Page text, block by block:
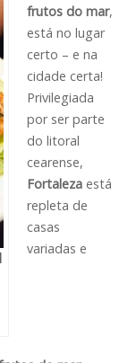
frutos do mar,
está no lugar
certo – e na
cidade certa!
Privilegiada
por ser parte
do litoral
cearense,
Fortaleza está
repleta de
casas
variadas e